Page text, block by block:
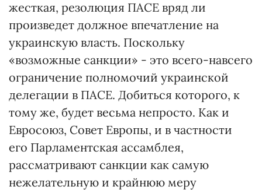
жесткая, резолюция ПАСЕ вряд ли
произведет должное впечатление на
украинскую власть. Поскольку
«возможные санкции» - это всего-навсего
ограничение полномочий украинской
делегации в ПАСЕ. До­биться которого, к
тому же, будет весьма непросто. Как и
Евросоюз, Совет Европы, и в частности
его Парламентская ассамблея,
рассматривают санкции как самую
нежелательную и крайнюю меру